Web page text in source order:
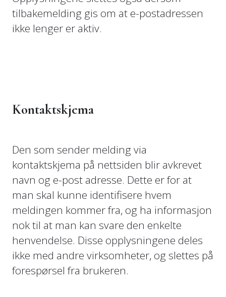
tilbakemelding gis om at e-postadressen
ikke lenger er aktiv.
Kontaktskjema
Den som sender melding via
kontaktskjema på nettsiden blir avkrevet
navn og e-post adresse. Dette er for at
man skal kunne identifisere hvem
meldingen kommer fra, og ha informasjon
nok til at man kan svare den enkelte
henvendelse. Disse opplysningene deles
ikke med andre virksomheter, og slettes på
forespørsel fra brukeren.